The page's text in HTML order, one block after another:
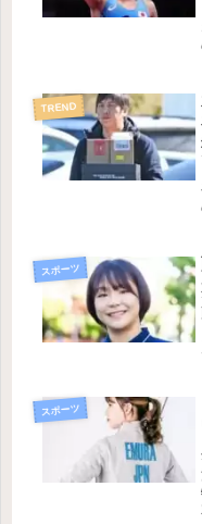
TREND
スポーツ
スポーツ